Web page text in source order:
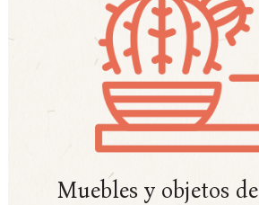
Muebles y objetos